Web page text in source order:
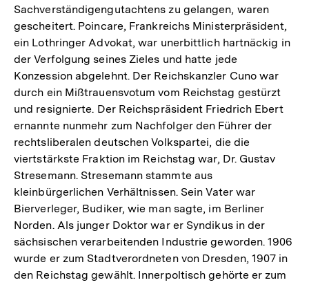
Sachverständigengutachtens zu gelangen, waren
gescheitert. Poincare, Frankreichs Ministerpräsident,
ein Lothringer Advokat, war unerbittlich hartnäckig in
der Verfolgung seines Zieles und hatte jede
Konzession abgelehnt. Der Reichskanzler Cuno war
durch ein Mißtrauensvotum vom Reichstag gestürzt
und resignierte. Der Reichspräsident Friedrich Ebert
ernannte nunmehr zum Nachfolger den Führer der
rechtsliberalen deutschen Volkspartei, die die
viertstärkste Fraktion im Reichstag war, Dr. Gustav
Stresemann. Stresemann stammte aus
kleinbürgerlichen Verhältnissen. Sein Vater war
Bierverleger, Budiker, wie man sagte, im Berliner
Norden. Als junger Doktor war er Syndikus in der
sächsischen verarbeitenden Industrie geworden. 1906
wurde er zum Stadtverordneten von Dresden, 1907 in
den Reichstag gewählt. Innerpoltisch gehörte er zum